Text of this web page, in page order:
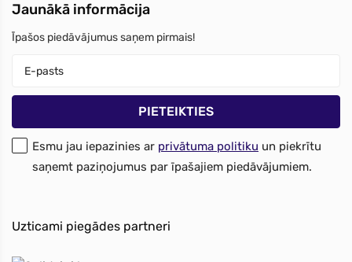
Jaunākā informācija
Īpašos piedāvājumus saņem pirmais!
Esmu jau iepazinies ar privātuma politiku un piekrītu
saņemt paziņojumus par īpašajiem piedāvājumiem.
Uzticami piegādes partneri